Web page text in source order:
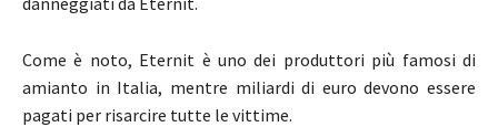
Come è noto, Eternit è uno dei produttori più famosi di
amianto in Italia, mentre miliardi di euro devono essere
pagati per risarcire tutte le vittime.